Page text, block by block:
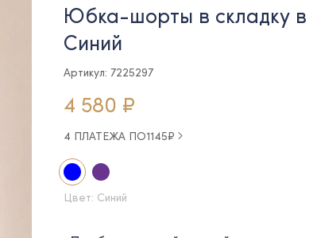
Юбка-шорты в складку в
Синий
Артикул: 7225297
4 580 ₽
4 ПЛАТЕЖА ПО1145₽
Цвет: Синий